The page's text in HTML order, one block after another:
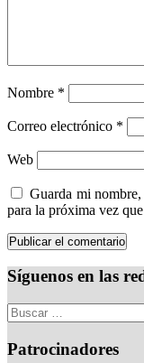
Nombre *
Correo electrónico *
Web
Guarda mi
para la próxima vez
Síguenos en las
Patrocinadores